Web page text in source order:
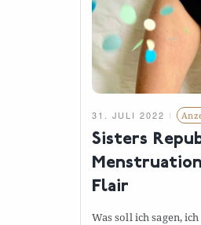
31. JULI 2022
Sisters
Flair
Was soll ich sagen,